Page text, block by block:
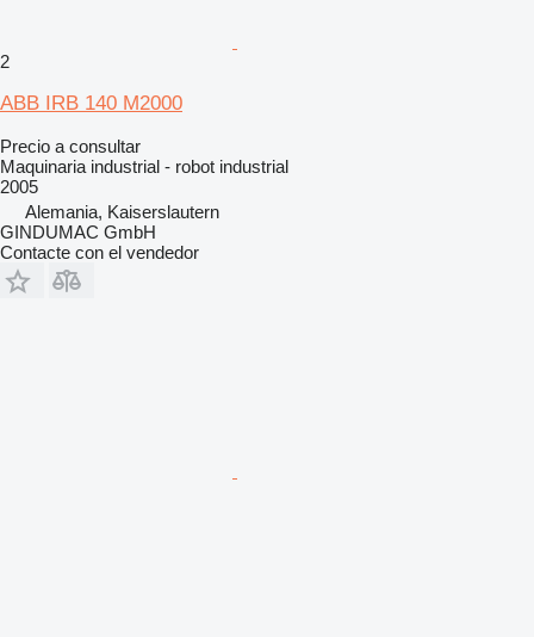
2
ABB IRB 140 M2000
Precio a consultar
Maquinaria industrial - robot industrial
2005
Alemania, Kaiserslautern
GINDUMAC GmbH
Contacte con el vendedor